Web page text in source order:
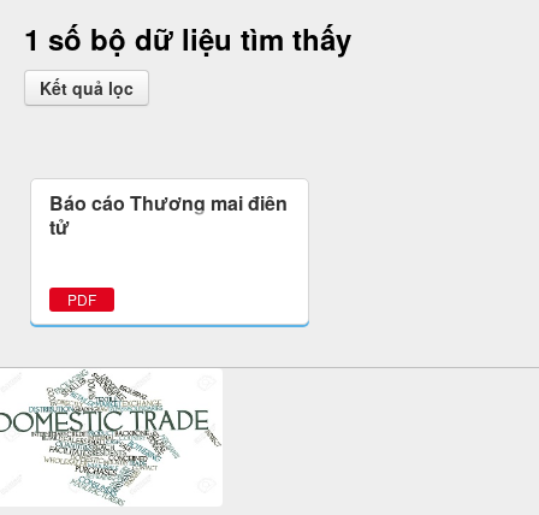
1 số bộ dữ liệu tìm thấy
Kết quả lọc
Báo cáo Thương mại điện
tử
PDF